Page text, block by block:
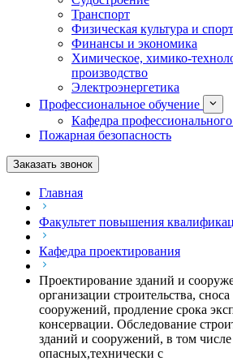
Транспорт
Физическая культура и спорт
Финансы и экономика
Химическое, химико-
производство
Электроэнергетика
Профессиональное обучение
Кафедра
Пожарная безопасность
Заказать звонок
Главная
Факультет повышения
Кафедра проектирования
Проектирование зданий и
организации строительства,
сооружений, продление срока
консервации. Обследование
зданий и сооружений, в том
опасных,технически с